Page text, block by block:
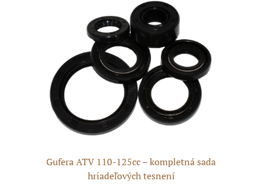
Gufera ATV 110-125cc – kompletná sada
hriadeľových tesnení